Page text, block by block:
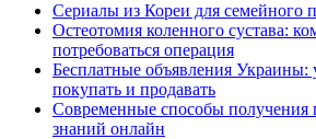
Сериалы из Кореи для семейного
Остеотомия коленного сустава:
потребоваться операция
Бесплатные объявления Украины:
покупать и продавать
Современные способы получения
знаний онлайн